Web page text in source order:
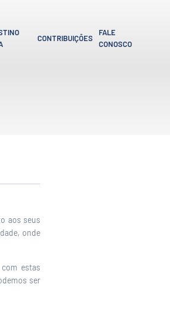
CONTRIBUIÇÕES
FALE
CONOSCO
aos seus
onde
estas
ser